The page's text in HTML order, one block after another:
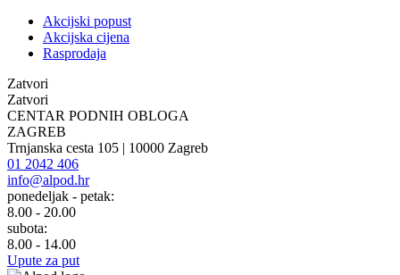
Akcijski popust
Akcijska cijena
Rasprodaja
Zatvori
Zatvori
CENTAR PODNIH OBLOGA
ZAGREB
Trnjanska cesta 105 | 10000 Zagreb
01 2042 406
info@alpod.hr
ponedeljak - petak:
8.00 - 20.00
subota:
8.00 - 14.00
Upute za put